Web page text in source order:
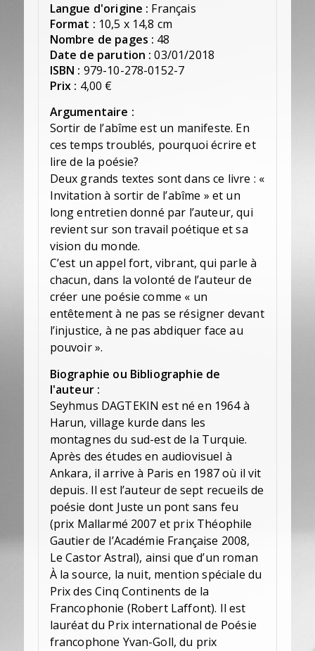
Langue d'origine : Français
Format : 10,5 x 14,8 cm
Nombre de pages : 48
Date de parution : 03/01/2018
ISBN : 979-10-278-0152-7
Prix : 4,00 €
Argumentaire :
Sortir de l’abîme est un manifeste. En
ces temps troublés, pourquoi écrire et
lire de la poésie?
Deux grands textes sont dans ce livre : «
Invitation à sortir de l’abîme » et un
long entretien donné par l’auteur, qui
revient sur son travail poétique et sa
vision du monde.
C’est un appel fort, vibrant, qui parle à
chacun, dans la volonté de l’auteur de
créer une poésie comme « un
entêtement à ne pas se résigner devant
l’injustice, à ne pas abdiquer face au
pouvoir ».
Biographie ou Bibliographie de
l'auteur :
Seyhmus DAGTEKIN est né en 1964 à
Harun, village kurde dans les
montagnes du sud-est de la Turquie.
Après des études en audiovisuel à
Ankara, il arrive à Paris en 1987 où il vit
depuis. Il est l’auteur de sept recueils de
poésie dont Juste un pont sans feu
(prix Mallarmé 2007 et prix Théophile
Gautier de l’Académie Française 2008,
Le Castor Astral), ainsi que d’un roman
À la source, la nuit, mention spéciale du
Prix des Cinq Continents de la
Francophonie (Robert Laffont). Il est
lauréat du Prix international de Poésie
francophone Yvan-Goll, du prix